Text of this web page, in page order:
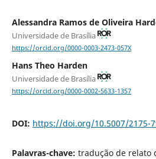
Alessandra Ramos de Oliveira
Universidade de Brasília
https://orcid.org/0000-0003-2473-057X
Hans Theo Harden
Universidade de Brasília
https://orcid.org/0000-0002-5633-1357
DOI: https://doi.org/10.5007/2175-
Palavras-chave: tradução de relato